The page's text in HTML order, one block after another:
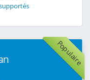
Populaire